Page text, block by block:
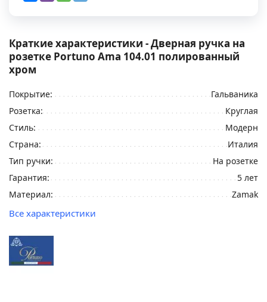
Краткие характеристики - Дверная ручка на
розетке Portuno Ama 104.01 полированный
хром
Покрытие:
Гальваника
Розетка:
Круглая
Стиль:
Модерн
Страна:
Италия
Тип ручки:
На розетке
Гарантия:
5 лет
Материал:
Zamak
Все характеристики